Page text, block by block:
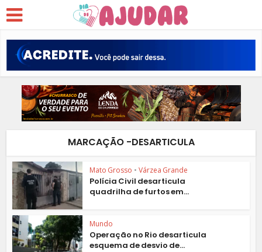
MARCAÇÃO -DESARTICULA
Mato Grosso • Várzea Grande
Polícia Civil desarticula
quadrilha de furtos em...
Mundo
Operação no Rio desarticula
esquema de desvio de...